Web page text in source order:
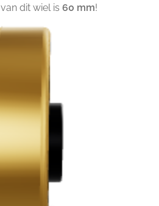
van dit wiel is 60 mm!